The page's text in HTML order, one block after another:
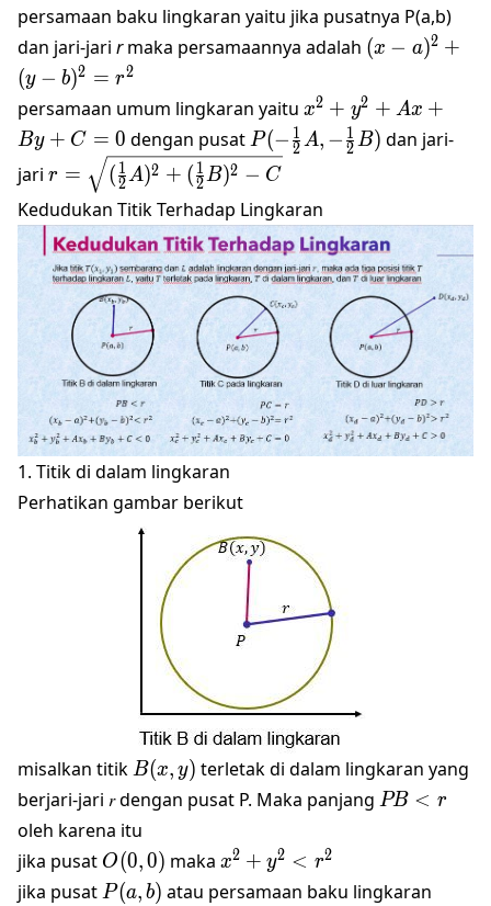
persamaan baku lingkaran yaitu jika pusatnya P(a,b)
dan jari-jari rmaka persamaannya adalah (x-a)^2+
b)^2=r^2
(x − a)2 +
(y − b)2 = r2
persamaan umum lingkaran yaitu x2 + y2 + Ax +
By + C = 0 dengan pusatP(-
\frac{1}
{2}A,-
\frac{1}
{2}B)
P (− 2
1 A, − 2
1 B) dan jari-
jari r=\sqrt{(\frac{1}
{2}A)^2+
(\frac{1}
{2}B)^2-C}
r = (2
1 A)2 + (2
1 B)2 − C
Kedudukan Titik Terhadap Lingkaran
1. Titik di dalam lingkaran
Perhatikan gambar berikut
misalkan titik B(𝑥,
𝑦)
B(x, y) terletak di dalam lingkaran yang
berjari-jari 𝑟 dengan pusat P. Maka panjang PB<r
PB < r
oleh karena itu
jika pusat O(0,0)
O(0,0) maka x^2+y^2<r^2
x2 + y2 < r2
jika pusat P(a,b)
P(a, b) atau persamaan baku lingkaran